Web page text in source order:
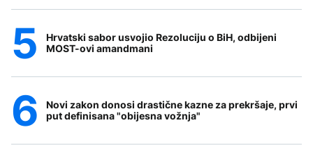
Hrvatski sabor usvojio Rezoluciju o BiH, odbijeni
MOST-ovi amandmani
Novi zakon donosi drastične kazne za prekršaje, prvi
put definisana "obijesna vožnja"